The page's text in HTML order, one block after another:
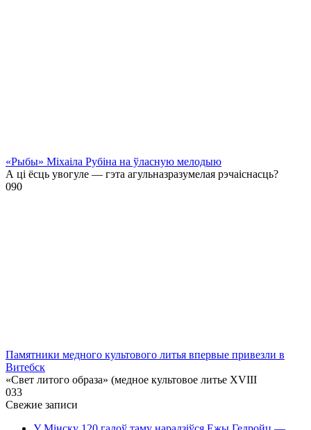
«Рыбы» Міхаіла Рубіна на ўласную мелодыю
А ці ёсць увогуле — гэта агульназразумелая рэчаіснасць?
090
Памятники медного культового литья впервые привезли в
Витебск
«Свет литого образа» (медное культовое литье XVIII
033
Свежие записи